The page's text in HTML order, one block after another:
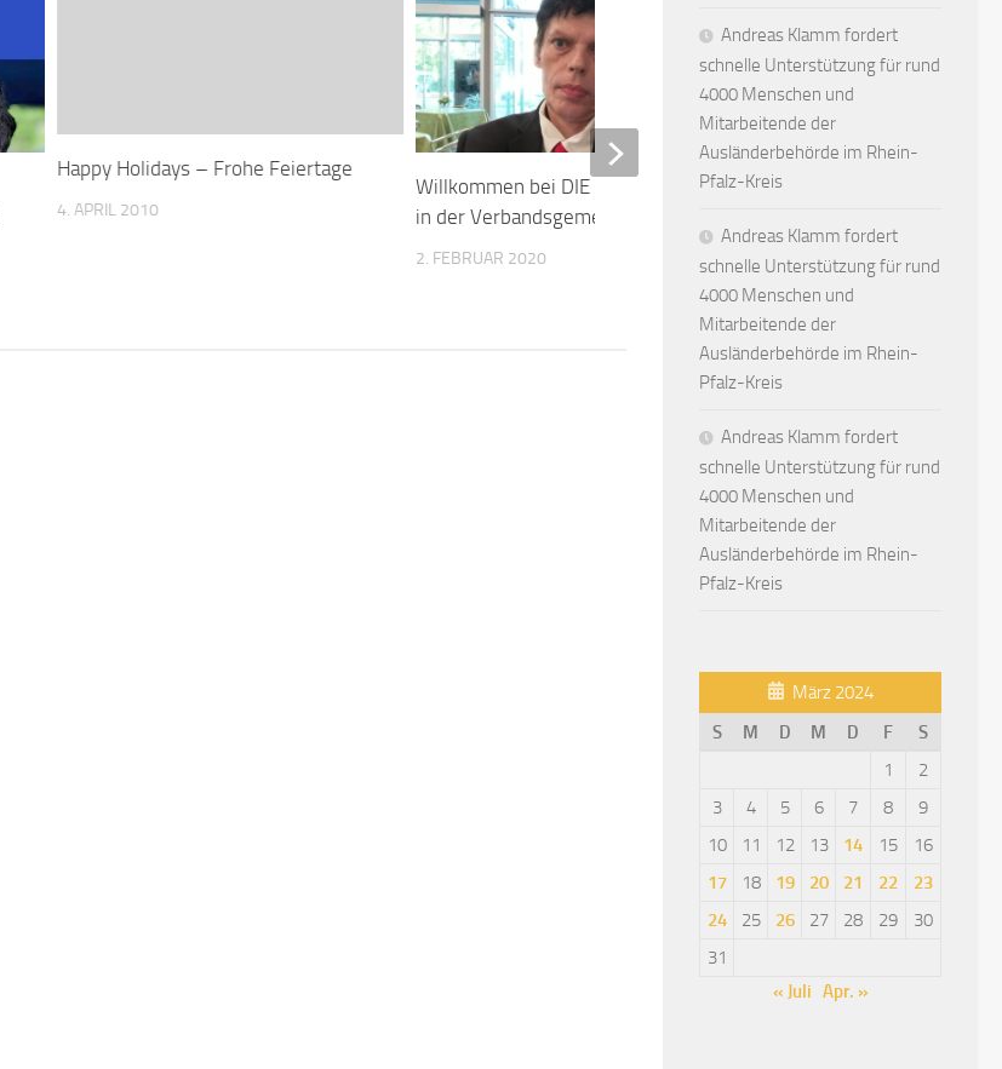
Happy Holidays – Frohe Feiertage
4. APRIL 2010
Willkommen bei DIE LINKE Neuhofen
in der Verbandsgemeinde Rheinauen
2. FEBRUAR 2020
2024
23. JUNI 2024
Andreas Klamm fordert
schnelle Unterstützung für rund
4000 Menschen und
Mitarbeitende der
Ausländerbehörde im Rhein-
Pfalz-Kreis
Andreas Klamm fordert
schnelle Unterstützung für rund
4000 Menschen und
Mitarbeitende der
Ausländerbehörde im Rhein-
Pfalz-Kreis
Andreas Klamm fordert
schnelle Unterstützung für rund
4000 Menschen und
Mitarbeitende der
Ausländerbehörde im Rhein-
Pfalz-Kreis
März 2024
S
M D M D F
S
1
2
3
4 5 6 7 8
9
10
11 12 13 14 15
16
17
18 19 20 21 22
23
24
25 26 27 28 29
30
31
« Juli Apr. »